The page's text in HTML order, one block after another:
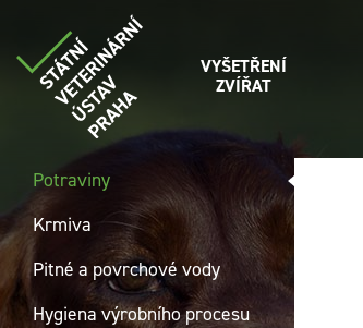
VYŠETŘENÍ
ZVÍŘAT
Potraviny
Krmiva
Pitné a povrchové vody
Hygiena výrobního procesu